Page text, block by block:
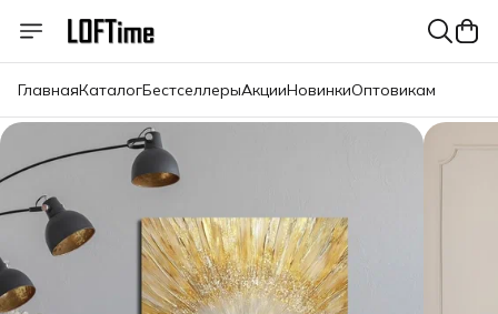
ГлавнаяКаталогБестселлерыАкцииНовинкиОптовикам